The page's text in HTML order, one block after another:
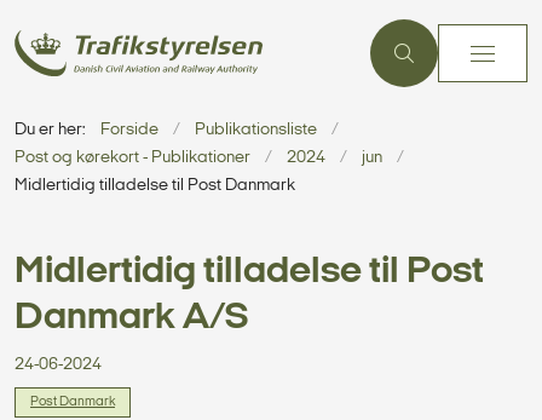
Du er her: Forside
Publikationsliste
Post og kørekort - Publikationer
2024
jun
Midlertidig tilladelse til Post Danmark
Midlertidig tilladelse til Post
Danmark A/S
24-06-2024
Post Danmark